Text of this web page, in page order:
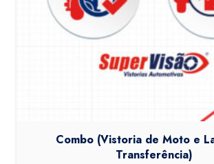
Combo (Vistoria de Moto e
Transferência)